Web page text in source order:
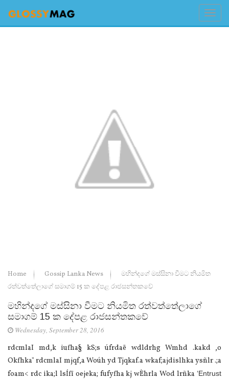
Home Gossip Lanka News
මහින්දගේ මස්සිනා වීමට නියමිත
රත්වත්තේලාගේ සමාගම් 15 ක දේපළ රාජසන්තකවේ
මහින්දගේ මස්සිනා වීමට නියමිත රත්වත්තේලාගේ
සමාගම් 15 ක දේපළ රාජසන්තකවේ
Wednesday, September 28, 2016
rdcmlaI md,k iufha§ kS;s úfrdaë wdldrhg Wmhd .kakd ,o
Okfhka" rdcmlaI mjqf,a Woúh yd Tjqkaf.a wkaf;ajdislhka ysñlr .;a
foam< rdc ika;l lsÍfï oejeka; fufyfha kj wÈhrla Wod lrñka ‘Entrust